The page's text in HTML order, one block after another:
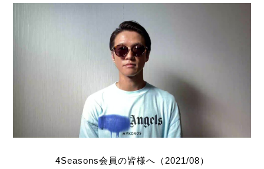
Live
Media
Movie
Goods
Fanclub
4Seasons会員の皆様へ（2021/08）